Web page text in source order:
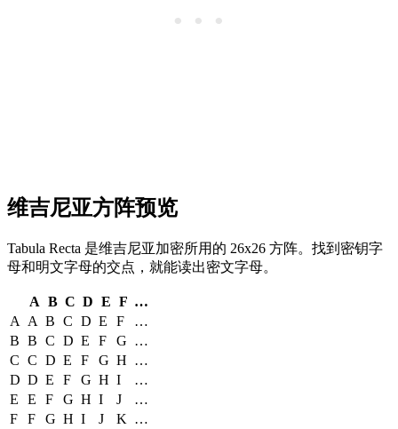
维吉尼亚方阵预览
Tabula Recta 是维吉尼亚加密所用的 26x26 方阵。找到密钥字
母和明文字母的交点，就能读出密文字母。
A B C D E F …
A
A B C D E F
…
B B C D E F G …
C C D E F G H …
D D E F G H I
…
E
E F G H I J
…
F
F G H I J K …